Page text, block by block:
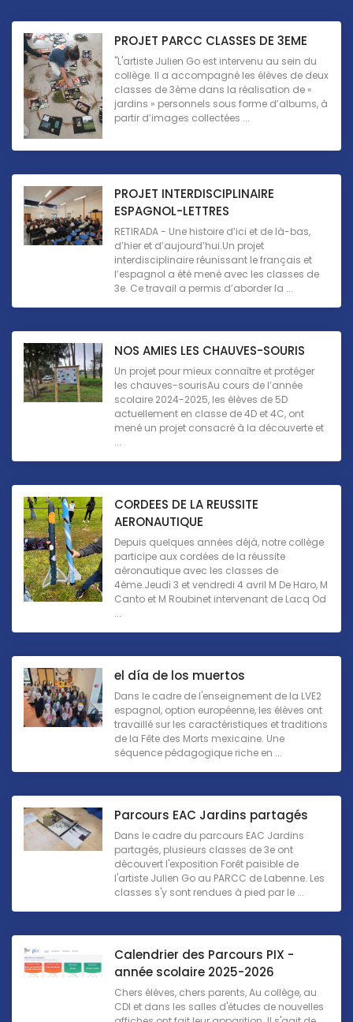
PROJET PARCC CLASSES DE 3EME
"L'artiste Julien Go est intervenu au sein du
collège. Il a accompagné les élèves de deux
classes de 3ème dans la réalisation de «
jardins » personnels sous forme d’albums, à
partir d’images collectées ...
PROJET INTERDISCIPLINAIRE
ESPAGNOL-LETTRES
RETIRADA - Une histoire d’ici et de là-bas,
d’hier et d’aujourd’hui.Un projet
interdisciplinaire réunissant le français et
l’espagnol a été mené avec les classes de
3e. Ce travail a permis d’aborder la ...
NOS AMIES LES CHAUVES-SOURIS
Un projet pour mieux connaître et protéger
les chauves-sourisAu cours de l’année
scolaire 2024-2025, les élèves de 5D
actuellement en classe de 4D et 4C, ont
mené un projet consacré à la découverte et
...
CORDEES DE LA REUSSITE
AERONAUTIQUE
Depuis quelques années déjà, notre collège
participe aux cordées de la réussite
aéronautique avec les classes de
4ème.Jeudi 3 et vendredi 4 avril M De Haro, M
Canto et M Roubinet intervenant de Lacq Od
...
el día de los muertos
Dans le cadre de l'enseignement de la LVE2
espagnol, option européenne, les élèves ont
travaillé sur les caractéristiques et traditions
de la Fête des Morts mexicaine. Une
séquence pédagogique riche en ...
Parcours EAC Jardins partagés
Dans le cadre du parcours EAC Jardins
partagés, plusieurs classes de 3e ont
découvert l'exposition Forêt paisible de
l'artiste Julien Go au PARCC de Labenne. Les
classes s'y sont rendues à pied par le ...
Calendrier des Parcours PIX -
année scolaire 2025-2026
Chers élèves, chers parents, Au collège, au
CDI et dans les salles d'études de nouvelles